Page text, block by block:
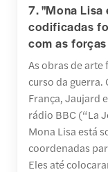
7. "Mona Lisa
codificadas
com as
As obras de arte
curso da guerra.
França, Jaujard
rádio BBC (“La
Mona Lisa está
coordenadas
Eles até